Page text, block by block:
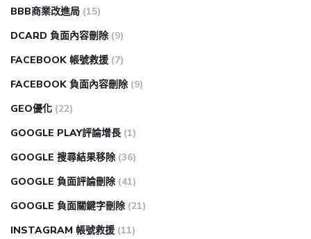
BBB商業改進局 (15)
DCARD 負面內容刪除 (9)
FACEBOOK 帳號救援 (7)
FACEBOOK 負面內容刪除 (9)
GEO優化 (22)
GOOGLE PLAY評論增長 (1)
GOOGLE 搜尋結果移除 (36)
GOOGLE 負面評論刪除 (41)
GOOGLE 負面關鍵字刪除 (21)
INSTAGRAM 帳號救援 (11)